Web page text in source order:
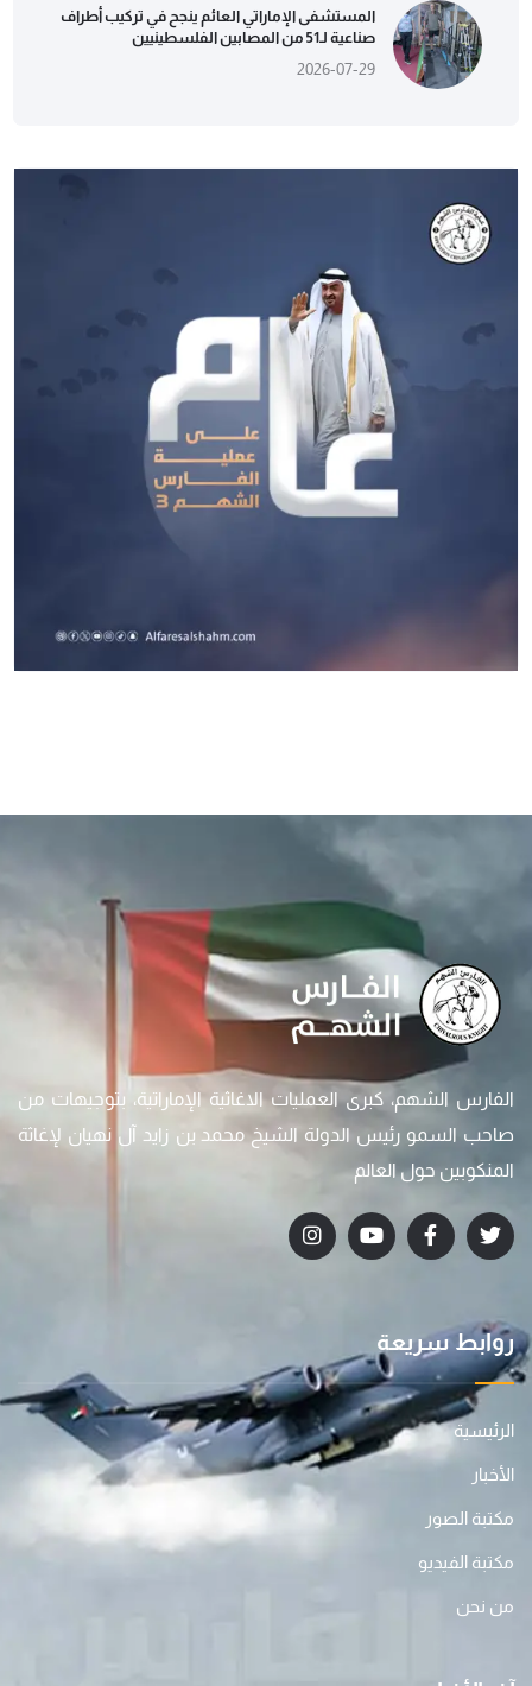
المستشفى الإماراتي العائم ينجح في تركيب أطراف
صناعية لـ51 من المصابين الفلسطينيين
2026-07-29
الفارس الشهم، كبرى العمليات الاغاثية الإماراتية، بتوجيهات من
صاحب السمو رئيس الدولة الشيخ محمد بن زايد آل نهيان لإغاثة
المنكوبين حول العالم
روابط سريعة
الرئيسية
الأخبار
مكتبة الصور
مكتبة الفيديو
من نحن